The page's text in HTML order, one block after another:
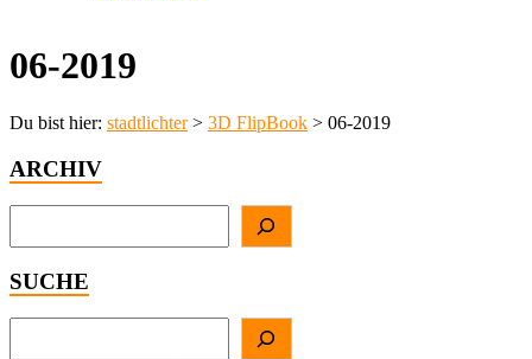
06-2019
Du bist hier: stadtlichter> 3D FlipBook > 06-2019
ARCHIV
SUCHE